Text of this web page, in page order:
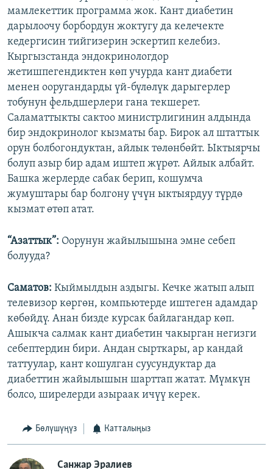
мамлекеттик программа жок. Кант диабетин
дарылоочу борбордун жоктугу да келечекте
кедергисин тийгизерин эскертип келебиз.
Кыргызстанда эндокринологдор
жетишпегендиктен көп учурда кант диабети
менен ооругандарды үй-бүлөлүк дарыгерлер
тобунун фельдшерлери гана текшерет.
Саламаттыкты сактоо министрлигинин алдында
бир эндокринолог кызматы бар. Бирок ал штаттык
орун болбогондуктан, айлык төлөнбөйт. Ыктыярчы
болуп азыр бир адам иштеп жүрөт. Айлык албайт.
Башка жерлерде сабак берип, кошумча
жумуштары бар болгону үчүн ыктыярдуу түрдө
кызмат өтөп атат.
“Азаттык”: Оорунун жайылышына эмне себеп
болууда?
Саматов: Кыймылдын аздыгы. Кечке жатып алып
телевизор көргөн, компьютерде иштеген адамдар
көбөйдү. Анан бизде курсак байлагандар көп.
Ашыкча салмак кант диабетин чакырган негизги
себептердин бири. Андан сырткары, ар кандай
таттуулар, кант кошулган суусундуктар да
диабеттин жайылышын шарттап жатат. Мүмкүн
болсо, ширелерди азыраак ичүү керек.
Бөлүшүңүз Катталыңыз
Санжар Эралиев